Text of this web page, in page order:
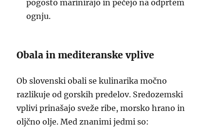
pogosto marinirajo in pečejo na odprtem
ognju.
Obala in mediteranske vplive
Ob slovenski obali se kulinarika močno
razlikuje od gorskih predelov. Sredozemski
vplivi prinašajo sveže ribe, morsko hrano in
oljčno olje. Med znanimi jedmi so: